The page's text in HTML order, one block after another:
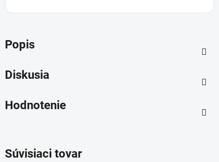
Popis
Diskusia
Hodnotenie
Súvisiaci tovar